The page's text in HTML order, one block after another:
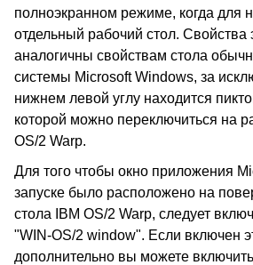
полноэкранном режиме, когда для
отдельный рабочий стол. Свойства
аналогичны свойствам стола
системы Microsoft Windows, за
нижнем левой углу находится
которой можно переключиться на
OS/2 Warp.
Для того чтобы окно приложения
запуске было расположено на
стола IBM OS/2 Warp, следует
"WIN-OS/2 window". Если включен
дополнительно вы можете